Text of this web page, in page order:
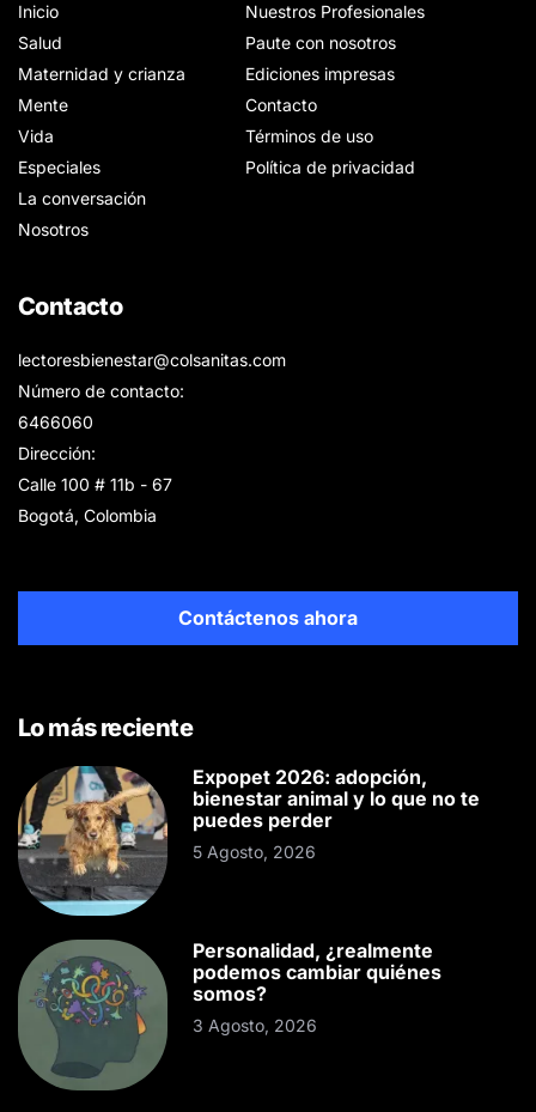
Inicio
Salud
Maternidad y crianza
Mente
Vida
Especiales
La conversación
Nosotros
Nuestros Profesionales
Paute con nosotros
Ediciones impresas
Contacto
Términos de uso
Política de privacidad
Contacto
lectoresbienestar@colsanitas.com
Número de contacto:
6466060
Dirección:
Calle 100 # 11b - 67
Bogotá, Colombia
Contáctenos ahora
Lo más reciente
Expopet 2026: adopción,
bienestar animal y lo que no te
puedes perder
5 Agosto, 2026
Personalidad, ¿realmente
podemos cambiar quiénes
somos?
3 Agosto, 2026